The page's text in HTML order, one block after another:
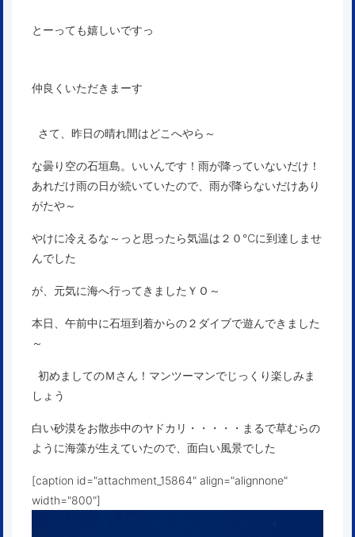
とーっても嬉しいですっ
仲良くいただきまーす
さて、昨日の晴れ間はどこへやら～
な曇り空の石垣島。いいんです！雨が降っていないだけ！
あれだけ雨の日が続いていたので、雨が降らないだけあり
がたや～
やけに冷えるな～っと思ったら気温は２０℃に到達しませ
んでした
が、元気に海へ行ってきましたＹＯ～
本日、午前中に石垣到着からの２ダイブで遊んできました
～
初めましてのＭさん！マンツーマンでじっくり楽しみま
しょう
白い砂漠をお散歩中のヤドカリ・・・・・まるで草むらの
ように海藻が生えていたので、面白い風景でした
[caption id="attachment_15864" align="alignnone"
width="800"]